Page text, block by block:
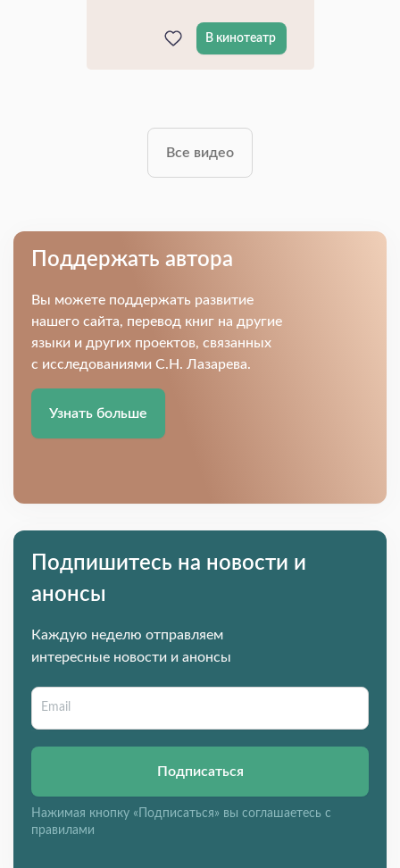
В кинотеатр
Все видео
Поддержать автора
Вы можете поддержать развитие
нашего сайта, перевод книг на другие
языки и других проектов, связанных
с исследованиями С.Н. Лазарева.
Узнать больше
Подпишитесь на новости и
анонсы
Каждую неделю отправляем
интересные новости и анонсы
Подписаться
Нажимая кнопку «Подписаться» вы соглашаетесь с
правилами